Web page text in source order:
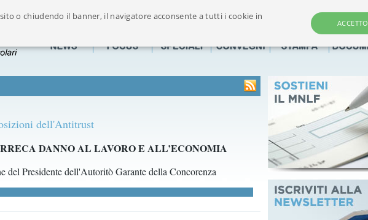
Ufficialmente riconosciuto dalla FOFI componente maggioritaria delle Associazioni e dei farmacisti non titolari italiani
dell'Antitrust
DANNO AL LAVORO E ALL’ECONOMIA
del Presidente dell'Autoritò Garante della Concorenza
o chiudendo il banner, il navigatore acconsente a tutti i cookie in
ACCETTO